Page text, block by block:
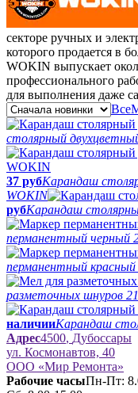
секторе ручных и
которого продается в
WOKIN выпускает
профессионального
для выполнения даже
Все
столярный
37 рубКарандаш
WOKIN
рубКарандаш
перманентный черный
перманентный
разметочных шнуров
наличииКарандаш
Адрес4500, Дубоссары
ул. Космонавтов, 40
ООО «Мир Ремонта»
Рабочие часыПн-Пт: